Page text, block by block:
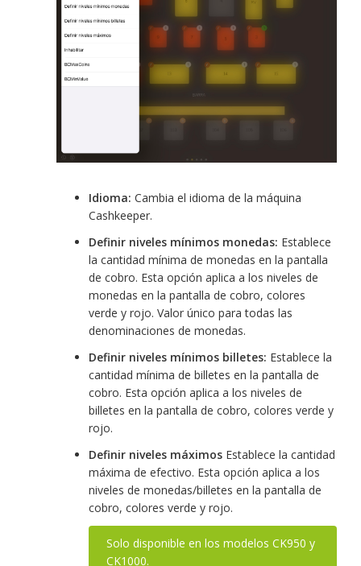
Idioma: Cambia el idioma de la máquina
Cashkeeper.
Definir niveles mínimos monedas: Establece
la cantidad mínima de monedas en la pantalla
de cobro. Esta opción aplica a los niveles de
monedas en la pantalla de cobro, colores
verde y rojo. Valor único para todas las
denominaciones de monedas.
Definir niveles mínimos billetes: Establece la
cantidad mínima de billetes en la pantalla de
cobro. Esta opción aplica a los niveles de
billetes en la pantalla de cobro, colores verde y
rojo.
Definir niveles máximos Establece la cantidad
máxima de efectivo. Esta opción aplica a los
niveles de monedas/billetes en la pantalla de
cobro, colores verde y rojo.
Solo disponible en los modelos CK950 y
CK1000.